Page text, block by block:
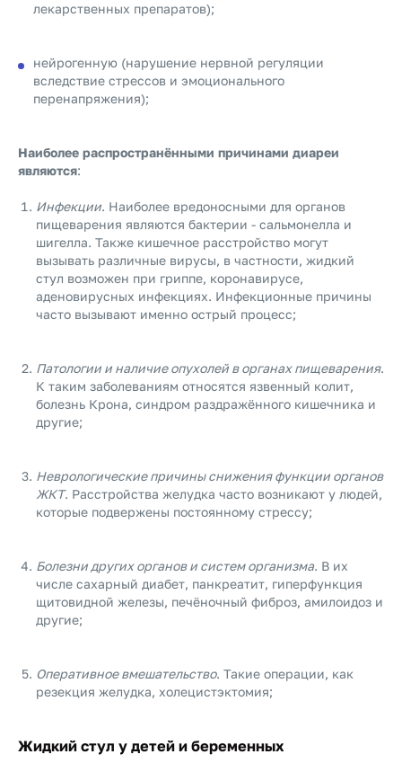
лекарственных препаратов);
нейрогенную (нарушение нервной регуляции
вследствие стрессов и эмоционального
перенапряжения);
Наиболее распространёнными причинами диареи
являются:
Инфекции. Наиболее вредоносными для органов
пищеварения являются бактерии - сальмонелла и
шигелла. Также кишечное расстройство могут
вызывать различные вирусы, в частности, жидкий
стул возможен при гриппе, коронавирусе,
аденовирусных инфекциях. Инфекционные причины
часто вызывают именно острый процесс;
Патологии и наличие опухолей в органах пищеварения.
К таким заболеваниям относятся язвенный колит,
болезнь Крона, синдром раздражённого кишечника и
другие;
Неврологические причины снижения функции органов
ЖКТ. Расстройства желудка часто возникают у людей,
которые подвержены постоянному стрессу;
Болезни других органов и систем организма. В их
числе сахарный диабет, панкреатит, гиперфункция
щитовидной железы, печёночный фиброз, амилоидоз и
другие;
Оперативное вмешательство. Такие операции, как
резекция желудка, холецистэктомия;
Жидкий стул у детей и беременных